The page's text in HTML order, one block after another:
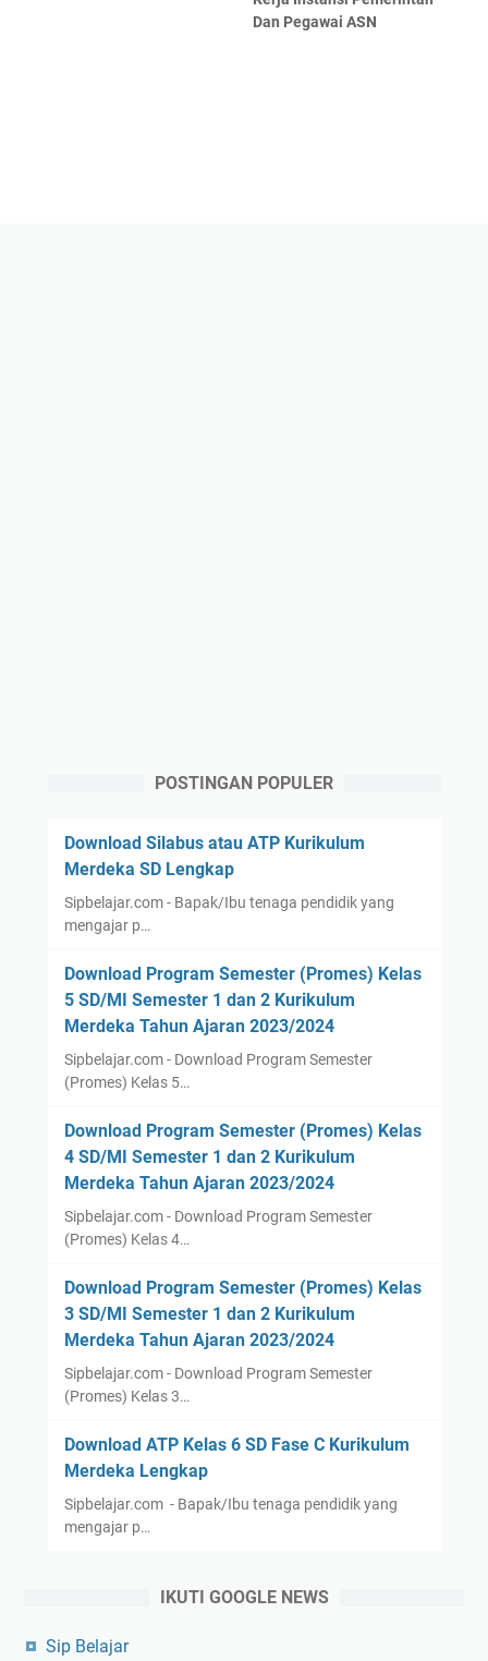
Dan Pegawai ASN
POSTINGAN POPULER
Download Silabus atau ATP Kurikulum
Merdeka SD Lengkap
Sipbelajar.com - Bapak/Ibu tenaga pendidik yang
mengajar p…
Download Program Semester (Promes) Kelas
5 SD/MI Semester 1 dan 2 Kurikulum
Merdeka Tahun Ajaran 2023/2024
Sipbelajar.com - Download Program Semester
(Promes) Kelas 5…
Download Program Semester (Promes) Kelas
4 SD/MI Semester 1 dan 2 Kurikulum
Merdeka Tahun Ajaran 2023/2024
Sipbelajar.com - Download Program Semester
(Promes) Kelas 4…
Download Program Semester (Promes) Kelas
3 SD/MI Semester 1 dan 2 Kurikulum
Merdeka Tahun Ajaran 2023/2024
Sipbelajar.com - Download Program Semester
(Promes) Kelas 3…
Download ATP Kelas 6 SD Fase C Kurikulum
Merdeka Lengkap
Sipbelajar.com - Bapak/Ibu tenaga pendidik yang
mengajar p…
IKUTI GOOGLE NEWS
Sip Belajar